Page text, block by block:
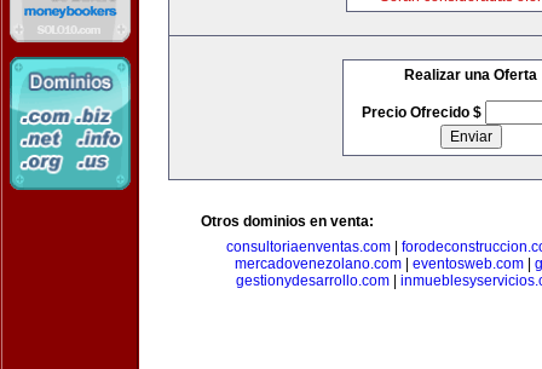
Realizar una Oferta
Precio Ofrecido $
Otros dominios en venta:
consultoriaenventas.com
mercadovenezolano.com
eventosweb.com
gestionydesarrollo.com